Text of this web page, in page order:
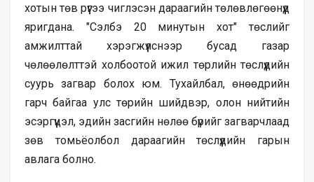
хотын төв рүүгээ чиглэсэн дараагийн төлөвлөгөөнүүд
яригдана. "Сэлбэ 20 минутын хот" төслийг
амжилттай хэрэгжүүлснээр бусад газар
чөлөөлөлттэй холбоотой ижил төрлийн төслүүдийн
суурь загвар болох юм. Тухайлбал, өнөөдрийн
гарч байгаа улс төрийн шийдвэр, олон нийтийн
эсэргүүцэл, эдийн засгийн нөлөө бүрийг загварчлаад
зөв томьёолбол дараагийн төслүүдийн гарын
авлага болно.